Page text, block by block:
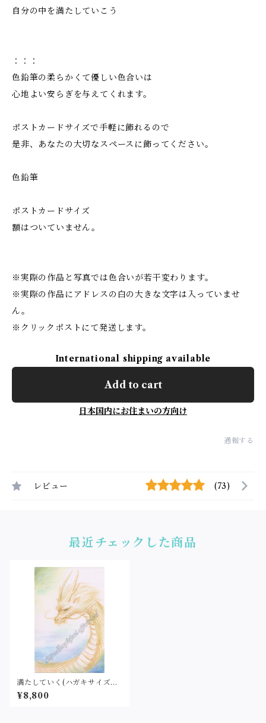
自分の中を満たしていこう
：：：
色鉛筆の柔らかくて優しい色合いは
心地よい安らぎを与えてくれます。
ポストカードサイズで手軽に飾れるので
是非、あなたの大切なスペースに飾ってください。
色鉛筆
ポストカードサイズ
額はついていません。
※実際の作品と写真では色合いが若干変わります。
※実際の作品にアドレスの白の大きな文字は入っていませ
ん。
※クリックポストにて発送します。
International shipping available
Add to cart
日本国内にお住まいの方向け
通報する
レビュー (73)
最近チェックした商品
満たしていく(ハガキサイズ）
原画
¥8,800